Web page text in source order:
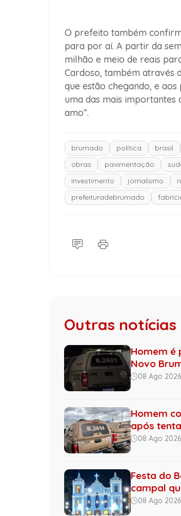
O prefeito também
para por aí. A partir da
milhão e meio de reais
Cardoso, também através
que estão chegando, e
uma das mais importantes
amo”.
brumado política brasil
obras
pavimentação
investimento
jornalismo
prefeituradebrumado
Outras
Homem é
Novo
08 Ago
Homem
após
08 Ago
Festa do
campal
08 Ago